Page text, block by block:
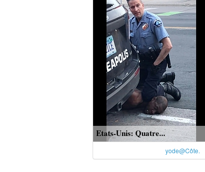
Etats-Unis: Quatre...
yode@Côte.